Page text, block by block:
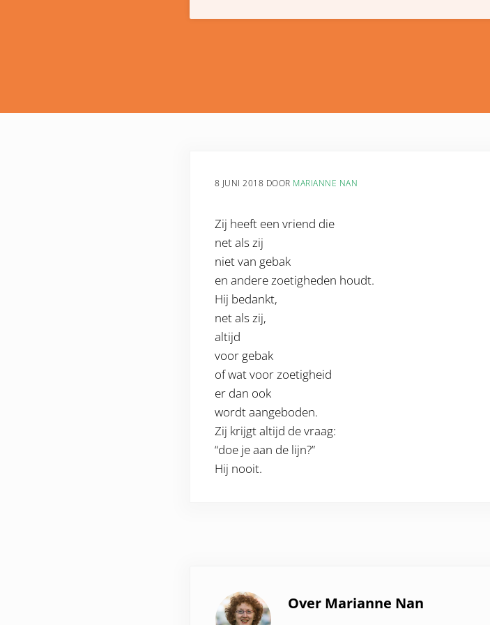
8 JUNI 2018 DOOR MARIANNE NAN
Zij heeft een vriend die
net als zij
niet van gebak
en andere zoetigheden houdt.
Hij bedankt,
net als zij,
altijd
voor gebak
of wat voor zoetigheid
er dan ook
wordt aangeboden.
Zij krijgt altijd de vraag:
“doe je aan de lijn?”
Hij nooit.
Over Marianne Nan